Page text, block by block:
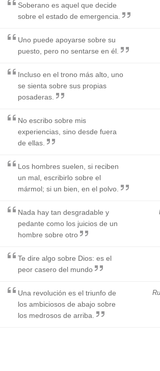
Soberano es aquel que decide
sobre el estado de emergencia.
Uno puede apoyarse sobre su
puesto, pero no sentarse en él.
Incluso en el trono más alto, uno
se sienta sobre sus propias
posaderas.
No escribo sobre mis
experiencias, sino desde fuera
de ellas.
Los hombres suelen, si reciben
un mal, escribirlo sobre el
mármol; si un bien, en el polvo.
Nada hay tan desgradable y
pedante como los juicios de un
hombre sobre otro
Te dire algo sobre Dios: es el
peor casero del mundo
Una revolución es el triunfo de
los ambiciosos de abajo sobre
los medrosos de arriba.